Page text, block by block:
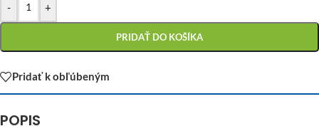
- +
PRIDAŤ DO KOŠÍKA
Pridať k obľúbeným
POPIS